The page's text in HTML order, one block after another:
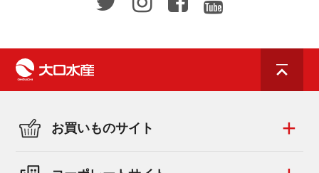
お買いものサイト